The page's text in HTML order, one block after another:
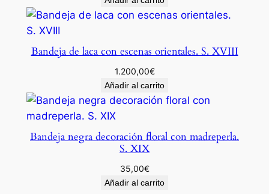
d
Bandeja de laca con escenas orientales. S. XVIII
1.200,00€
Añadir al carrito
Bandeja negra decoración floral con madreperla.
S. XIX
35,00€
Añadir al carrito